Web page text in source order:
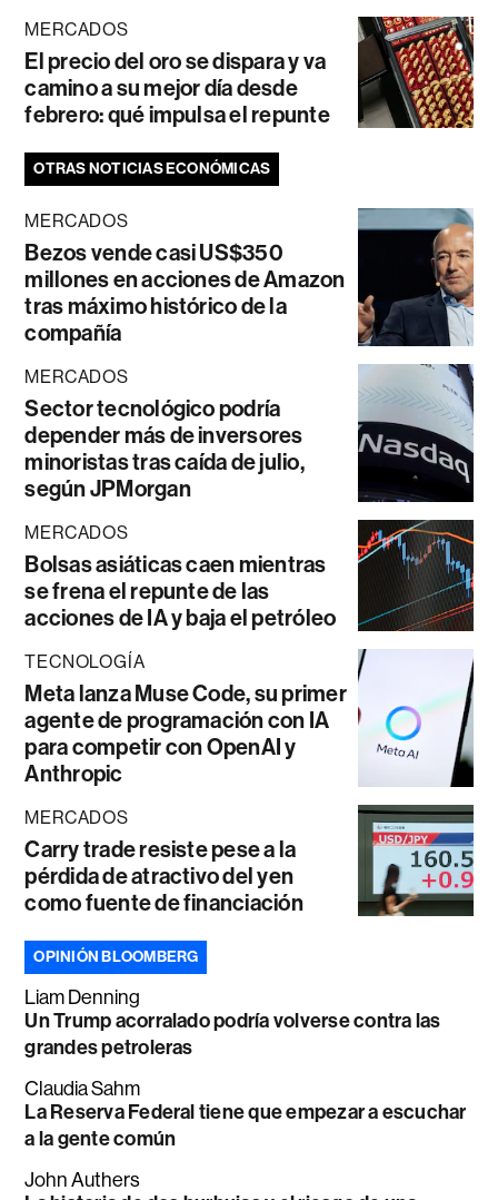
MERCADOS
El precio del oro se dispara y va
camino a su mejor día desde
febrero: qué impulsa el repunte
OTRAS NOTICIAS ECONÓMICAS
MERCADOS
Bezos vende casi US$350
millones en acciones de Amazon
tras máximo histórico de la
compañía
MERCADOS
Sector tecnológico podría
depender más de inversores
minoristas tras caída de julio,
según JPMorgan
MERCADOS
Bolsas asiáticas caen mientras
se frena el repunte de las
acciones de IA y baja el petróleo
TECNOLOGÍA
Meta lanza Muse Code, su primer
agente de programación con IA
para competir con OpenAI y
Anthropic
MERCADOS
Carry trade resiste pese a la
pérdida de atractivo del yen
como fuente de financiación
OPINIÓN BLOOMBERG
Liam Denning
Un Trump acorralado podría volverse contra las
grandes petroleras
Claudia Sahm
La Reserva Federal tiene que empezar a escuchar
a la gente común
John Authers